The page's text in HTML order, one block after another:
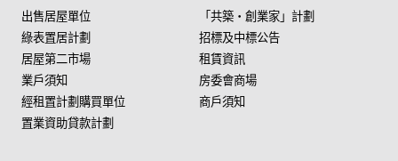
出售居屋單位
綠表置居計劃
居屋第二市場
業戶須知
經租置計劃購買單位
置業資助貸款計劃
「共築・創業家」計劃
招標及中標公告
租賃資訊
房委會商場
商戶須知